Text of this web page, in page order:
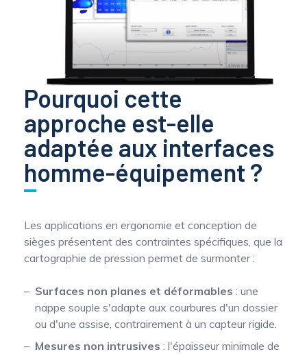
Pourquoi cette
approche est-elle
adaptée aux interfaces
homme-équipement ?
Les applications en ergonomie et conception de
sièges présentent des contraintes spécifiques, que la
cartographie de pression permet de surmonter :
Surfaces non planes et déformables : une
nappe souple s'adapte aux courbures d'un dossier
ou d'une assise, contrairement à un capteur rigide.
Mesures non intrusives : l'épaisseur minimale de